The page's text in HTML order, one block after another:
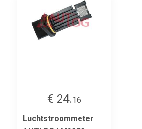
€ 24.16
Luchtstroommeter